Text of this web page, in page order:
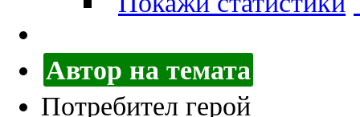
Автор на темата
Потребител герой